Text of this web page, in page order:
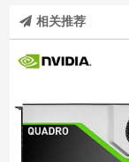
相关推荐